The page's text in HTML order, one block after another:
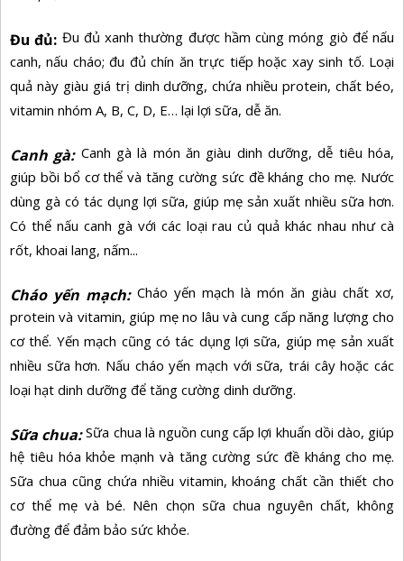
Đu đủ: Đu đủ xanh thường được hầm cùng móng giò để nấu
canh, nấu cháo; đu đủ chín ăn trực tiếp hoặc xay sinh tố. Loại
quả này giàu giá trị dinh dưỡng, chứa nhiều protein, chất béo,
vitamin nhóm A, B, C, D, E… lại lợi sữa, dễ ăn.
Canh gà: Canh gà là món ăn giàu dinh dưỡng, dễ tiêu hóa,
giúp bồi bổ cơ thể và tăng cường sức đề kháng cho mẹ. Nước
dùng gà có tác dụng lợi sữa, giúp mẹ sản xuất nhiều sữa hơn.
Có thể nấu canh gà với các loại rau củ quả khác nhau như cà
rốt, khoai lang, nấm...
Cháo yến mạch: Cháo yến mạch là món ăn giàu chất xơ,
protein và vitamin, giúp mẹ no lâu và cung cấp năng lượng cho
cơ thể. Yến mạch cũng có tác dụng lợi sữa, giúp mẹ sản xuất
nhiều sữa hơn. Nấu cháo yến mạch với sữa, trái cây hoặc các
loại hạt dinh dưỡng để tăng cường dinh dưỡng.
Sữa chua: Sữa chua là nguồn cung cấp lợi khuẩn dồi dào, giúp
hệ tiêu hóa khỏe mạnh và tăng cường sức đề kháng cho mẹ.
Sữa chua cũng chứa nhiều vitamin, khoáng chất cần thiết cho
cơ thể mẹ và bé. Nên chọn sữa chua nguyên chất, không
đường để đảm bảo sức khỏe.